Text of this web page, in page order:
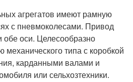
агрегатов имеют рамную
с пневмоколесами. Привод
оси. Целесообразно
типа с коробкой
карданными валами и
или сельхозтехники.